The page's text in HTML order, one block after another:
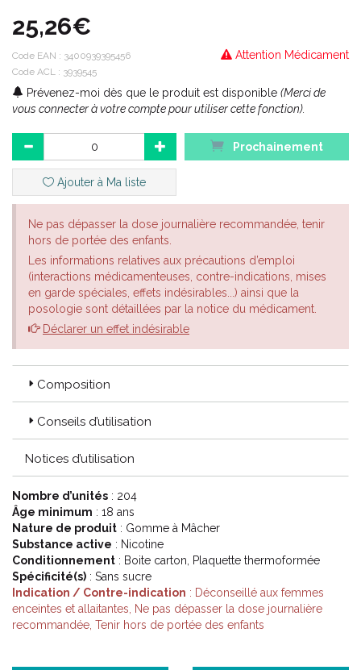
25,26€
Attention Médicament
Code EAN : 3400939395456
Code ACL : 3939545
Prévenez-moi dès que le produit est disponible (Merci de
vous connecter à votre compte pour utiliser cette fonction).
Prochainement
Ajouter à Ma liste
Ne pas dépasser la dose journalière recommandée, tenir
hors de portée des enfants.
Les informations relatives aux précautions d’emploi
(interactions médicamenteuses, contre-indications, mises
en garde spéciales, effets indésirables...) ainsi que la
posologie sont détaillées par la notice du médicament.
Déclarer un effet indésirable
Composition
Conseils d’utilisation
Notices d’utilisation
Nombre d’unités : 204
Âge minimum : 18 ans
Nature de produit : Gomme à Mâcher
Substance active : Nicotine
Conditionnement : Boite carton, Plaquette thermoformée
Spécificité(s) : Sans sucre
Indication / Contre-indication : Déconseillé aux femmes
enceintes et allaitantes, Ne pas dépasser la dose journalière
recommandée, Tenir hors de portée des enfants